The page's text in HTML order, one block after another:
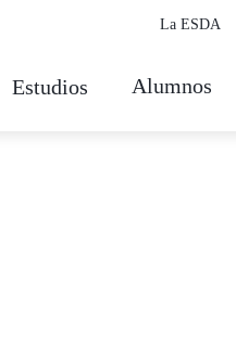
La ESDA
Estudios Alumnos